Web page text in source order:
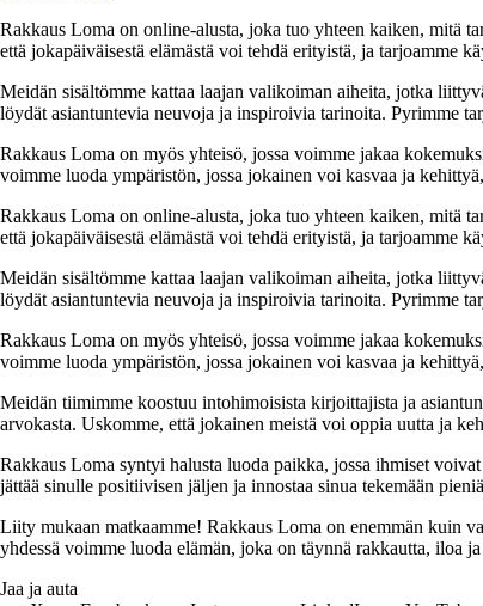
Rakkaus Loma on online-alusta, joka tuo yhteen kaiken, mitä
että jokapäiväisestä elämästä voi tehdä erityistä, ja tarjoamme
Meidän sisältömme kattaa laajan valikoiman aiheita, jotka
löydät asiantuntevia neuvoja ja inspiroivia tarinoita. Pyrimme
Rakkaus Loma on myös yhteisö, jossa voimme jakaa
voimme luoda ympäristön, jossa jokainen voi kasvaa ja
Rakkaus Loma on online-alusta, joka tuo yhteen kaiken, mitä
että jokapäiväisestä elämästä voi tehdä erityistä, ja tarjoamme
Meidän sisältömme kattaa laajan valikoiman aiheita, jotka
löydät asiantuntevia neuvoja ja inspiroivia tarinoita. Pyrimme
Rakkaus Loma on myös yhteisö, jossa voimme jakaa
voimme luoda ympäristön, jossa jokainen voi kasvaa ja
Meidän tiimimme koostuu intohimoisista kirjoittajista ja
arvokasta. Uskomme, että jokainen meistä voi oppia uutta ja
Rakkaus Loma syntyi halusta luoda paikka, jossa ihmiset
jättää sinulle positiivisen jäljen ja innostaa sinua tekemään
Liity mukaan matkaamme! Rakkaus Loma on enemmän kuin
yhdessä voimme luoda elämän, joka on täynnä rakkautta, iloa
Jaa ja auta